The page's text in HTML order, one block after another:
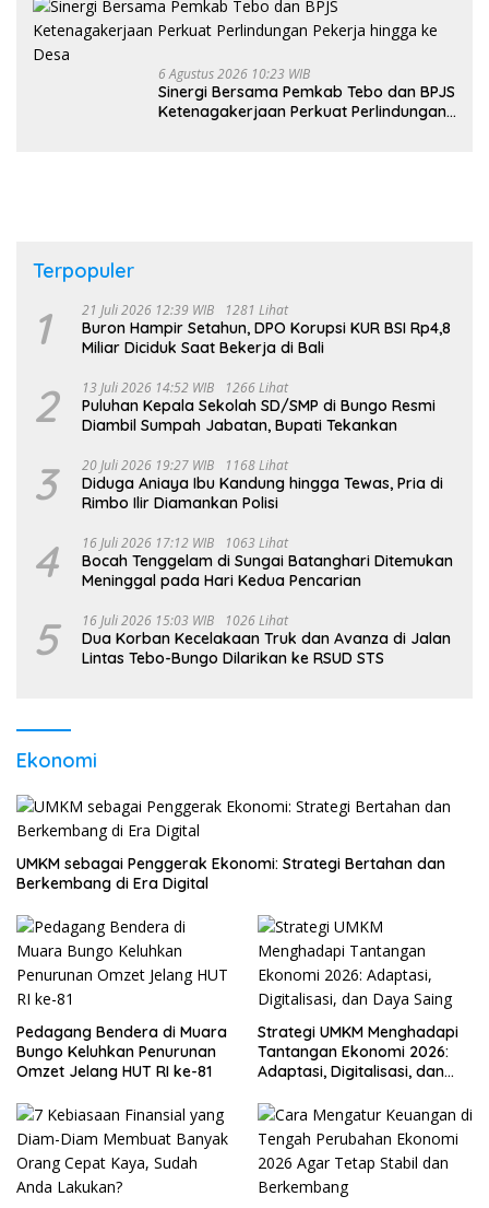
6 Agustus 2026 10:23 WIB
Sinergi Bersama Pemkab Tebo dan BPJS
Ketenagakerjaan Perkuat Perlindungan
Terpopuler
1 21 Juli 2026 12:39 WIB 1281 Lihat
Buron Hampir Setahun, DPO Korupsi KUR BSI Rp4,8
Miliar Diciduk Saat Bekerja di Bali
2 13 Juli 2026 14:52 WIB 1266 Lihat
Puluhan Kepala Sekolah SD/SMP di Bungo Resmi
Diambil Sumpah Jabatan, Bupati Tekankan
3 20 Juli 2026 19:27 WIB 1168 Lihat
Diduga Aniaya Ibu Kandung hingga Tewas, Pria di
Rimbo Ilir Diamankan Polisi
4 16 Juli 2026 17:12 WIB 1063 Lihat
Bocah Tenggelam di Sungai Batanghari Ditemukan
Meninggal pada Hari Kedua Pencarian
5 16 Juli 2026 15:03 WIB 1026 Lihat
Dua Korban Kecelakaan Truk dan Avanza di Jalan
Lintas Tebo-Bungo Dilarikan ke RSUD STS
Ekonomi
UMKM sebagai Penggerak Ekonomi: Strategi Bertahan dan
Berkembang di Era Digital
Pedagang Bendera di Muara
Bungo Keluhkan Penurunan
Omzet Jelang HUT RI ke-81
Strategi UMKM Menghadapi
Tantangan Ekonomi 2026:
Adaptasi, Digitalisasi, dan